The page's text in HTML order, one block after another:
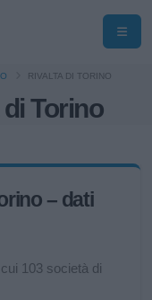
Torino
RIVALTA DI TORINO
– dati
103 società di